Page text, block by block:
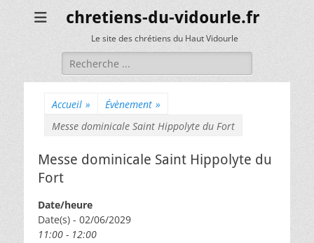
chretiens-du-vidourle.fr
Le site des chrétiens du Haut Vidourle
Rechercher :
Accueil » Évènement »
Messe dominicale Saint Hippolyte du Fort
Messe dominicale Saint Hippolyte du
Fort
Date/heure
Date(s) - 02/06/2029
11:00 - 12:00